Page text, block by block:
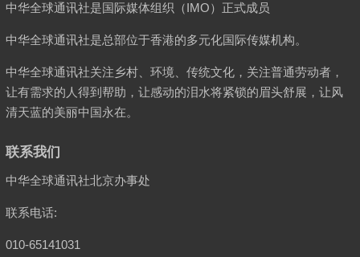
中华全球通讯社是国际媒体组织（IMO）正式成员
中华全球通讯社是总部位于香港的多元化国际传媒机构。
中华全球通讯社关注乡村、环境、传统文化，关注普通劳动者，
让有需求的人得到帮助，让感动的泪水将紧锁的眉头舒展，让风
清天蓝的美丽中国永在。
联系我们
中华全球通讯社北京办事处
联系电话:
010-65141031